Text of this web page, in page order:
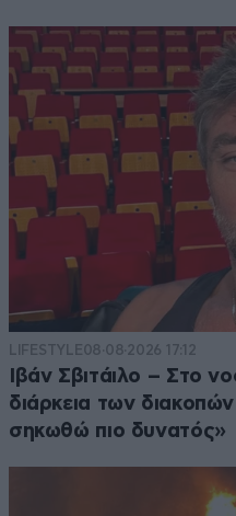
LIFESTYLE08·08·2026 17:12
Ιβάν Σβιτάιλο – Στο
διάρκεια των
σηκωθώ πιο δυνατός»